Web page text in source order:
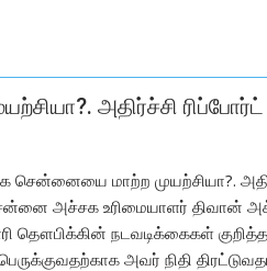
அதிர்ச்சி ரிப்போர்ட்
சென்னையை மாற்ற முயற்சியா?.
அச்சக உரிமையாளர் திவான்
தௌபிக்கின் நடவடிக்கைகள்
அவர் நிதி